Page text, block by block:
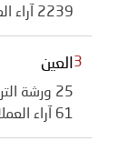
2239 آراء العملاء
3العين
25 ورشة التركيب
61 آراء العملاء